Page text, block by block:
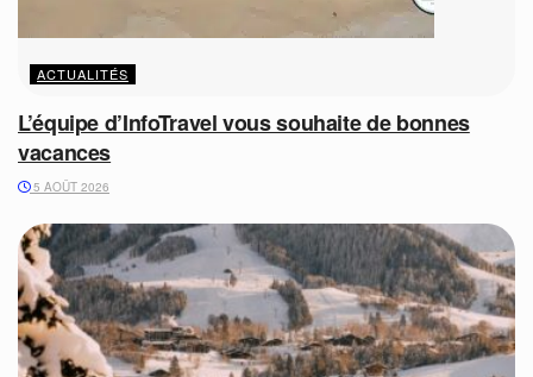
ACTUALITÉS
L’équipe d’InfoTravel vous souhaite de bonnes
vacances
5 AOÛT 2026